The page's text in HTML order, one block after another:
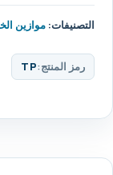
التصنيفات: موازين
رمز المنتج:TP